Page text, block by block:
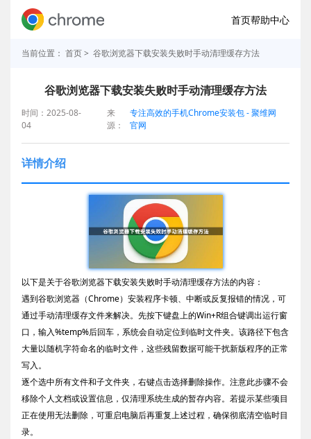
首页帮助中心
当前位置： 首页> 谷歌浏览器下载安装失败时手动清理缓存方法
谷歌浏览器下载安装失败时手动清理缓存方法
时间：2025-08-
04
来
源：
专注高效的手机Chrome安装包 - 聚维网
官网
详情介绍
以下是关于谷歌浏览器下载安装失败时手动清理缓存方法的内容：
遇到谷歌浏览器（Chrome）安装程序卡顿、中断或反复报错的情况，可
通过手动清理缓存文件来解决。先按下键盘上的Win+R组合键调出运行窗
口，输入%temp%后回车，系统会自动定位到临时文件夹。该路径下包含
大量以随机字符命名的临时文件，这些残留数据可能干扰新版程序的正常
写入。
逐个选中所有文件和子文件夹，右键点击选择删除操作。注意此步骤不会
移除个人文档或设置信息，仅清理系统生成的暂存内容。若提示某些项目
正在使用无法删除，可重启电脑后再重复上述过程，确保彻底清空临时目
录。